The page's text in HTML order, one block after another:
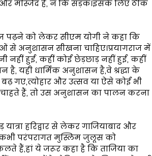
मस्जिद हैं, न कि सड़क।इसके लिए ठीक
पढ़ने को लेकर सीएम योगी ने कहा कि
अनुशासन सीखना चाहिए।प्रयागराज में
हुई, कहीं कोई छेड़छाड़ नहीं हुई, कहीं
यही धार्मिक अनुशासन है,वे श्रद्धा के
गए,त्योहार और उत्सव या ऐसे कोई भी
हैं, तो उस अनुशासन का पालन करना
हरिद्वार से लेकर गाजियाबाद और
कभी परंपरागत मुस्लिम जुलूस को
हैं,हां ये जरूर कहा है कि ताजिया का